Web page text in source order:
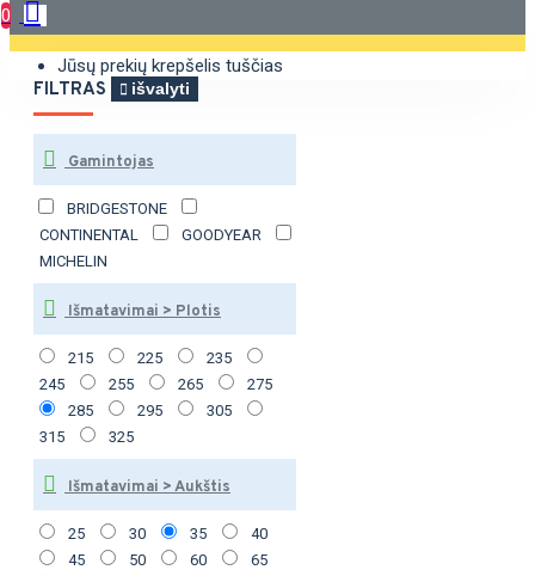
0
Jūsų prekių krepšelis tuščias
FILTRAS išvalyti
Gamintojas
BRIDGESTONE
CONTINENTAL
GOODYEAR
MICHELIN
Išmatavimai > Plotis
215 225
235
245
255 265
275
285
295
305
315
325
Išmatavimai > Aukštis
25 30 35
40
45
50 60
65